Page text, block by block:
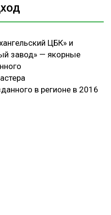
ЦБК» и
завод» — якорные
в регионе в 2016